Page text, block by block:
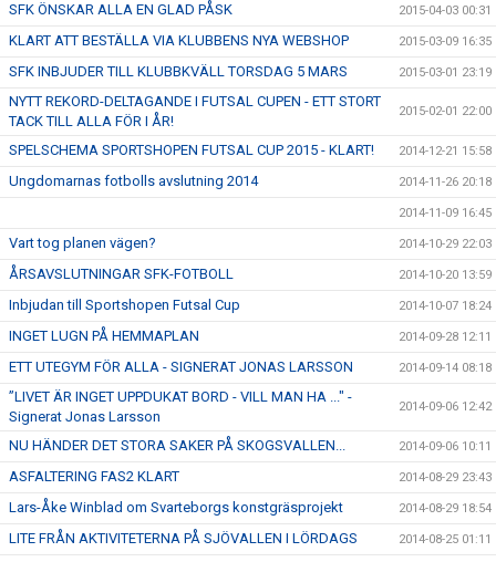
SFK ÖNSKAR ALLA EN GLAD PÅSK 2015-04-03 00:31
KLART ATT BESTÄLLA VIA KLUBBENS NYA WEBSHOP 2015-03-09 16:35
SFK INBJUDER TILL KLUBBKVÄLL TORSDAG 5 MARS 2015-03-01 23:19
NYTT REKORD-DELTAGANDE I FUTSAL CUPEN - ETT STORT
TACK TILL ALLA FÖR I ÅR!
2015-02-01 22:00
SPELSCHEMA SPORTSHOPEN FUTSAL CUP 2015 - KLART! 2014-12-21 15:58
Ungdomarnas fotbolls avslutning 2014 2014-11-26 20:18
2014-11-09 16:45
Vart tog planen vägen? 2014-10-29 22:03
ÅRSAVSLUTNINGAR SFK-FOTBOLL 2014-10-20 13:59
Inbjudan till Sportshopen Futsal Cup 2014-10-07 18:24
INGET LUGN PÅ HEMMAPLAN 2014-09-28 12:11
ETT UTEGYM FÖR ALLA - SIGNERAT JONAS LARSSON 2014-09-14 08:18
”LIVET ÄR INGET UPPDUKAT BORD - VILL MAN HA ..." -
Signerat Jonas Larsson
2014-09-06 12:42
NU HÄNDER DET STORA SAKER PÅ SKOGSVALLEN... 2014-09-06 10:11
ASFALTERING FAS2 KLART 2014-08-29 23:43
Lars-Åke Winblad om Svarteborgs konstgräsprojekt 2014-08-29 18:54
LITE FRÅN AKTIVITETERNA PÅ SJÖVALLEN I LÖRDAGS 2014-08-25 01:11